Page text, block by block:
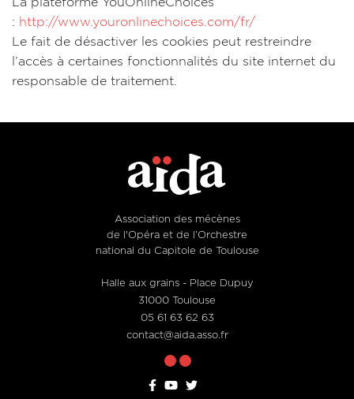
: http://www.youronlinechoices.com/fr/
Le fait de désactiver les cookies peut restreindre
l’accès à certaines fonctionnalités du site internet du
responsable de traitement.
Association des mécènes
de l'Opéra et de l’Orchestre
national du Capitole de Toulouse
Halle aux grains - Place Dupuy
31000 Toulouse
05 61 63 62 63
contact@aida.asso.fr